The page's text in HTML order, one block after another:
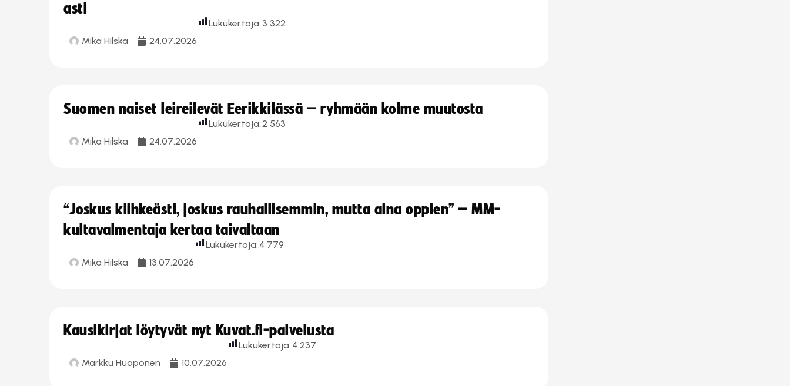
asti
Mika Hilska 24.07.2026
Lukukertoja: 3 322
Suomen naiset leireilevät Eerikkilässä – ryhmään kolme muutosta
Mika Hilska 24.07.2026
Lukukertoja:2 563
“Joskus kiihkeästi, joskus rauhallisemmin, mutta aina oppien” – MM-
kultavalmentaja kertaa taivaltaan
Mika Hilska 13.07.2026
Lukukertoja: 4 779
Kausikirjat löytyvät nyt Kuvat.fi-palvelusta
Markku Huoponen 10.07.2026
Lukukertoja: 4 237